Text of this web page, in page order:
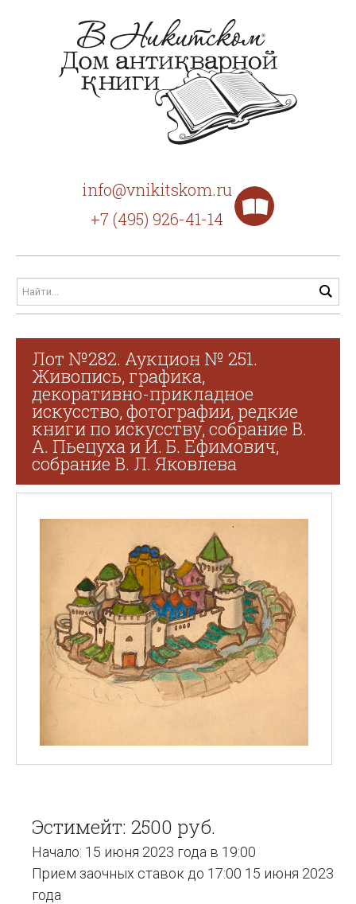
info@vnikitskom.ru
+7 (495) 926-41-14
Лот №282. Аукцион № 251.
Живопись, графика,
декоративно-прикладное
искусство, фотографии, редкие
книги по искусству, собрание В.
А. Пьецуха и И. Б. Ефимович,
собрание В. Л. Яковлева
Эстимейт: 2500 руб.
Начало: 15 июня 2023 года в 19:00
Прием заочных ставок до 17:00 15 июня 2023
года